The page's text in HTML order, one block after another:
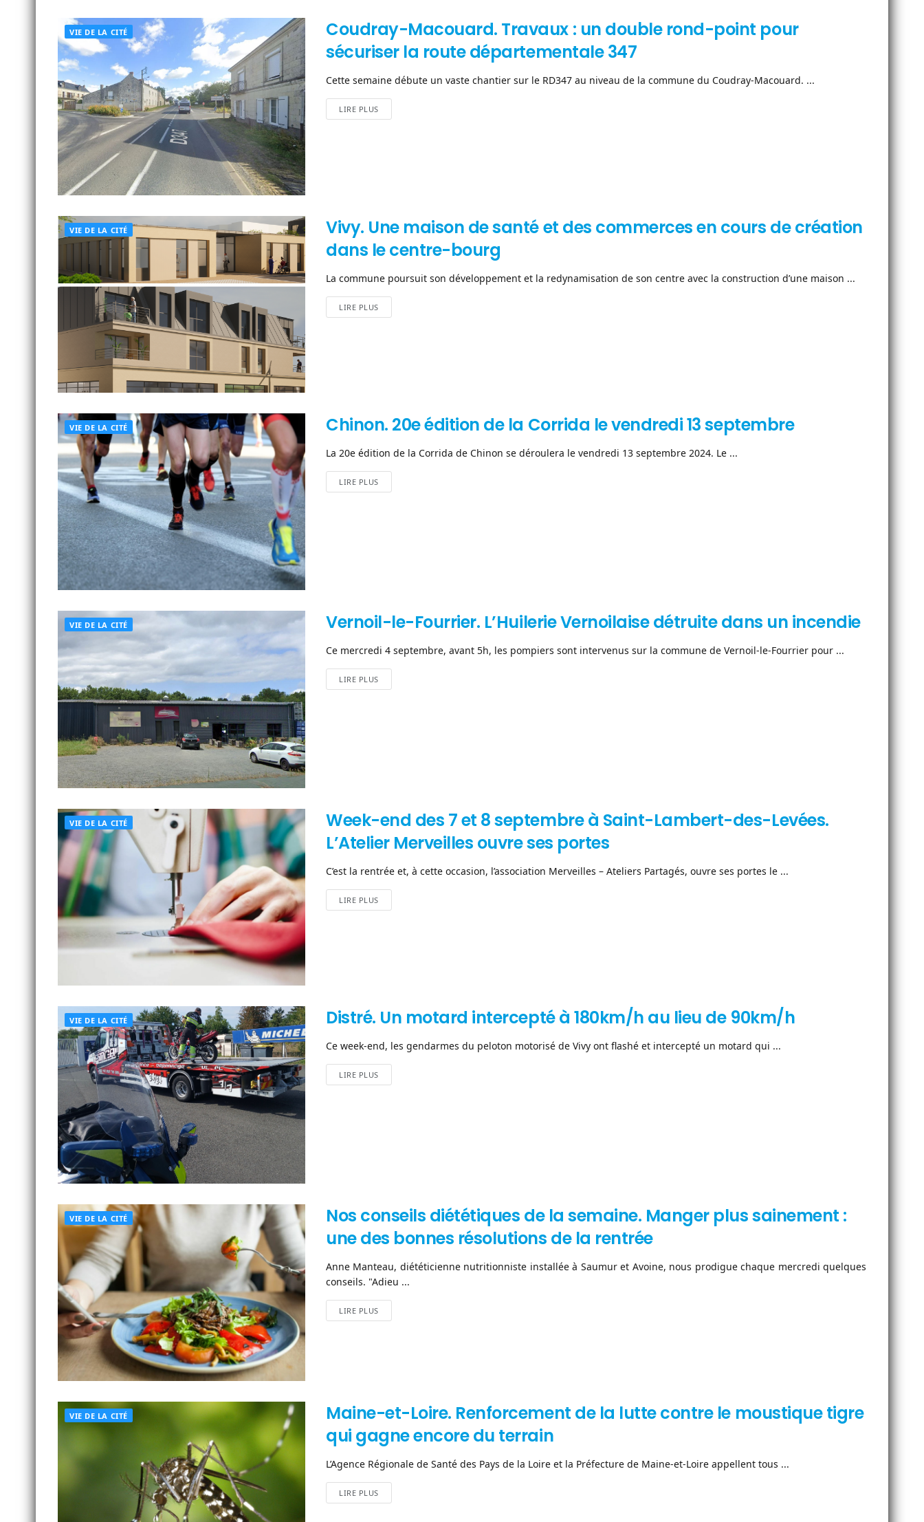
VIE DE LA CITÉ
Coudray-Macouard. Travaux : un double rond-point pour
sécuriser la route départementale 347
Cette semaine débute un vaste chantier sur le RD347 au niveau de la commune du Coudray-Macouard. ...
LIRE PLUS
VIE DE LA CITÉ
Vivy. Une maison de santé et des commerces en cours de création
dans le centre-bourg
La commune poursuit son développement et la redynamisation de son centre avec la construction d’une maison ...
LIRE PLUS
VIE DE LA CITÉ Chinon. 20e édition de la Corrida le vendredi 13 septembre
La 20e édition de la Corrida de Chinon se déroulera le vendredi 13 septembre 2024. Le ...
LIRE PLUS
VIE DE LA CITÉ Vernoil-le-Fourrier. L’Huilerie Vernoilaise détruite dans un incendie
Ce mercredi 4 septembre, avant 5h, les pompiers sont intervenus sur la commune de Vernoil-le-Fourrier pour ...
LIRE PLUS
VIE DE LA CITÉ
Week-end des 7 et 8 septembre à Saint-Lambert-des-Levées.
L’Atelier Merveilles ouvre ses portes
C’est la rentrée et, à cette occasion, l’association Merveilles – Ateliers Partagés, ouvre ses portes le ...
LIRE PLUS
VIE DE LA CITÉ Distré. Un motard intercepté à 180km/h au lieu de 90km/h
Ce week-end, les gendarmes du peloton motorisé de Vivy ont flashé et intercepté un motard qui ...
LIRE PLUS
VIE DE LA CITÉ
Nos conseils diététiques de la semaine. Manger plus sainement :
une des bonnes résolutions de la rentrée
Anne Manteau, diététicienne nutritionniste installée à Saumur et Avoine, nous prodigue chaque mercredi quelques
conseils. "Adieu ...
LIRE PLUS
VIE DE LA CITÉ
Maine-et-Loire. Renforcement de la lutte contre le moustique tigre
qui gagne encore du terrain
L’Agence Régionale de Santé des Pays de la Loire et la Préfecture de Maine-et-Loire appellent tous ...
LIRE PLUS